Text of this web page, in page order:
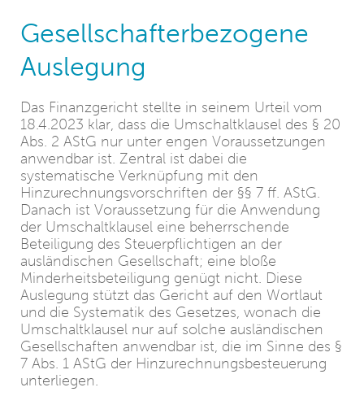
Gesellschafterbezogene
Auslegung
Das Finanzgericht stellte in seinem Urteil vom
18.4.2023 klar, dass die Umschaltklausel des § 20
Abs. 2 AStG nur unter engen Voraussetzungen
anwendbar ist. Zentral ist dabei die
systematische Verknüpfung mit den
Hinzurechnungsvorschriften der §§ 7 ff. AStG.
Danach ist Voraussetzung für die Anwendung
der Umschaltklausel eine beherrschende
Beteiligung des Steuerpflichtigen an der
ausländischen Gesellschaft; eine bloße
Minderheitsbeteiligung genügt nicht. Diese
Auslegung stützt das Gericht auf den Wortlaut
und die Systematik des Gesetzes, wonach die
Umschaltklausel nur auf solche ausländischen
Gesellschaften anwendbar ist, die im Sinne des §
7 Abs. 1 AStG der Hinzurechnungsbesteuerung
unterliegen.